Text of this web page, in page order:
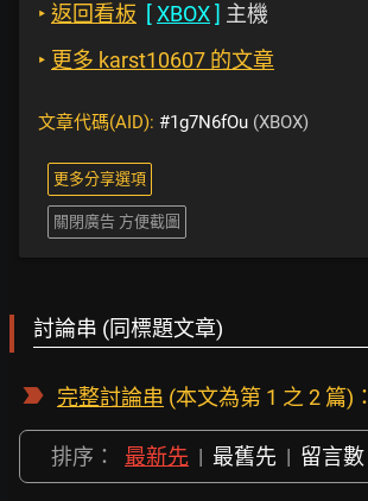
‣ 返回看板 [XBOX] 主機
‣ 更多 karst10607 的文章
文章代碼(AID): #1g7N6fOu (XBOX)
更多分享選項
關閉廣告 方便截圖
討論串 (同標題文章)
完整討論串 (本文為第 1 之 2 篇)：
排序： 最新先 | 最舊先 | 留言數